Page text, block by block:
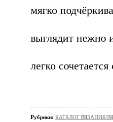
мягко
выглядит нежно
легко
Рубрики: КАТАЛОГ ВЯЗАНИЯ/